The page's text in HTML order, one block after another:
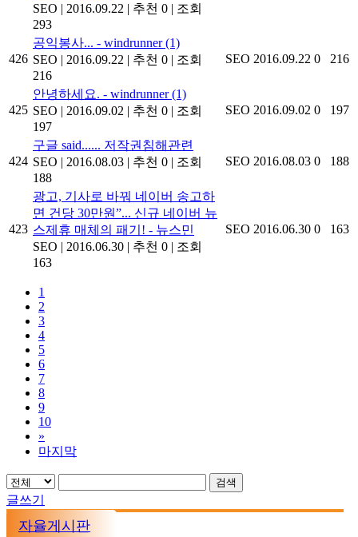
SEO | 2016.09.22 | 추천 0 | 조회
293
426
공익봉사... - windrunner(1)
SEO | 2016.09.22 | 추천 0 | 조회
216
SEO 2016.09.22 0 216
425
안녕하세요. - windrunner(1)
SEO | 2016.09.02 | 추천 0 | 조회
197
SEO 2016.09.02 0 197
424
구글 said...... 저작권침해관련
SEO | 2016.08.03 | 추천 0 | 조회
188
SEO 2016.08.03 0 188
423
광고, 기사로 바꿔 네이버 송고하
면 건당 30만원”... 신규 네이버 뉴
스제휴 매체의 패기! - 뉴스민
SEO | 2016.06.30 | 추천 0 | 조회
163
SEO 2016.06.30 0 163
1
2
3
4
5
6
7
8
9
10
»
마지막
검색
글쓰기
자율게시판